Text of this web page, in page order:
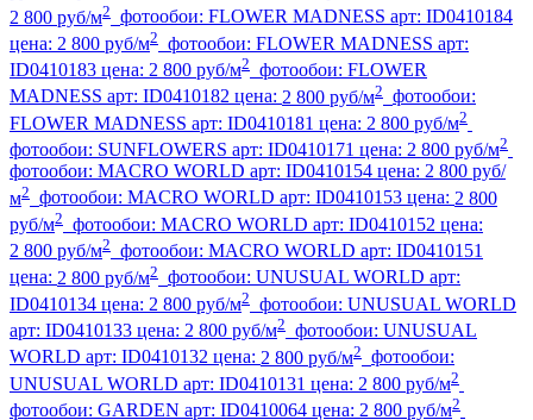
2 800 руб/м2 фотообои: FLOWER MADNESS арт: ID0410184
цена: 2 800 руб/м2 фотообои: FLOWER MADNESS арт:
ID0410183 цена: 2 800 руб/м2 фотообои: FLOWER
MADNESS арт: ID0410182 цена: 2 800 руб/м2 фотообои:
FLOWER MADNESS арт: ID0410181 цена: 2 800 руб/м2
фотообои: SUNFLOWERS арт: ID0410171 цена: 2 800 руб/м2
фотообои: MACRO WORLD арт: ID0410154 цена: 2 800 руб/
м2 фотообои: MACRO WORLD арт: ID0410153 цена: 2 800
руб/м2 фотообои: MACRO WORLD арт: ID0410152 цена:
2 800 руб/м2 фотообои: MACRO WORLD арт: ID0410151
цена: 2 800 руб/м2 фотообои: UNUSUAL WORLD арт:
ID0410134 цена: 2 800 руб/м2 фотообои: UNUSUAL WORLD
арт: ID0410133 цена: 2 800 руб/м2 фотообои: UNUSUAL
WORLD арт: ID0410132 цена: 2 800 руб/м2 фотообои:
UNUSUAL WORLD арт: ID0410131 цена: 2 800 руб/м2
фотообои: GARDEN арт: ID0410064 цена: 2 800 руб/м2